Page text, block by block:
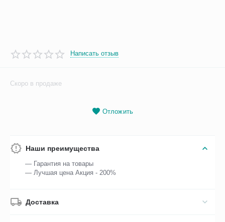
Написать отзыв
Скоро в продаже
Отложить
Наши преимущества
— Гарантия на товары
— Лучшая цена Акция - 200%
Доставка